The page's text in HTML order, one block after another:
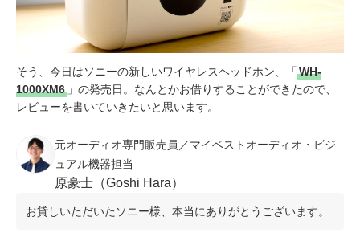
そう、今日はソニーの新しいワイヤレスヘッドホン、「 WH-
1000XM6 」の発売日。なんとかお借りすることができたので、
レビューを書いていきたいと思います。
元オーディオ専門販売員／マイベストオーディオ・ビジ
ュアル機器担当
原豪士（Goshi Hara）
お貸しいただいたソニー様、本当にありがとうございます。